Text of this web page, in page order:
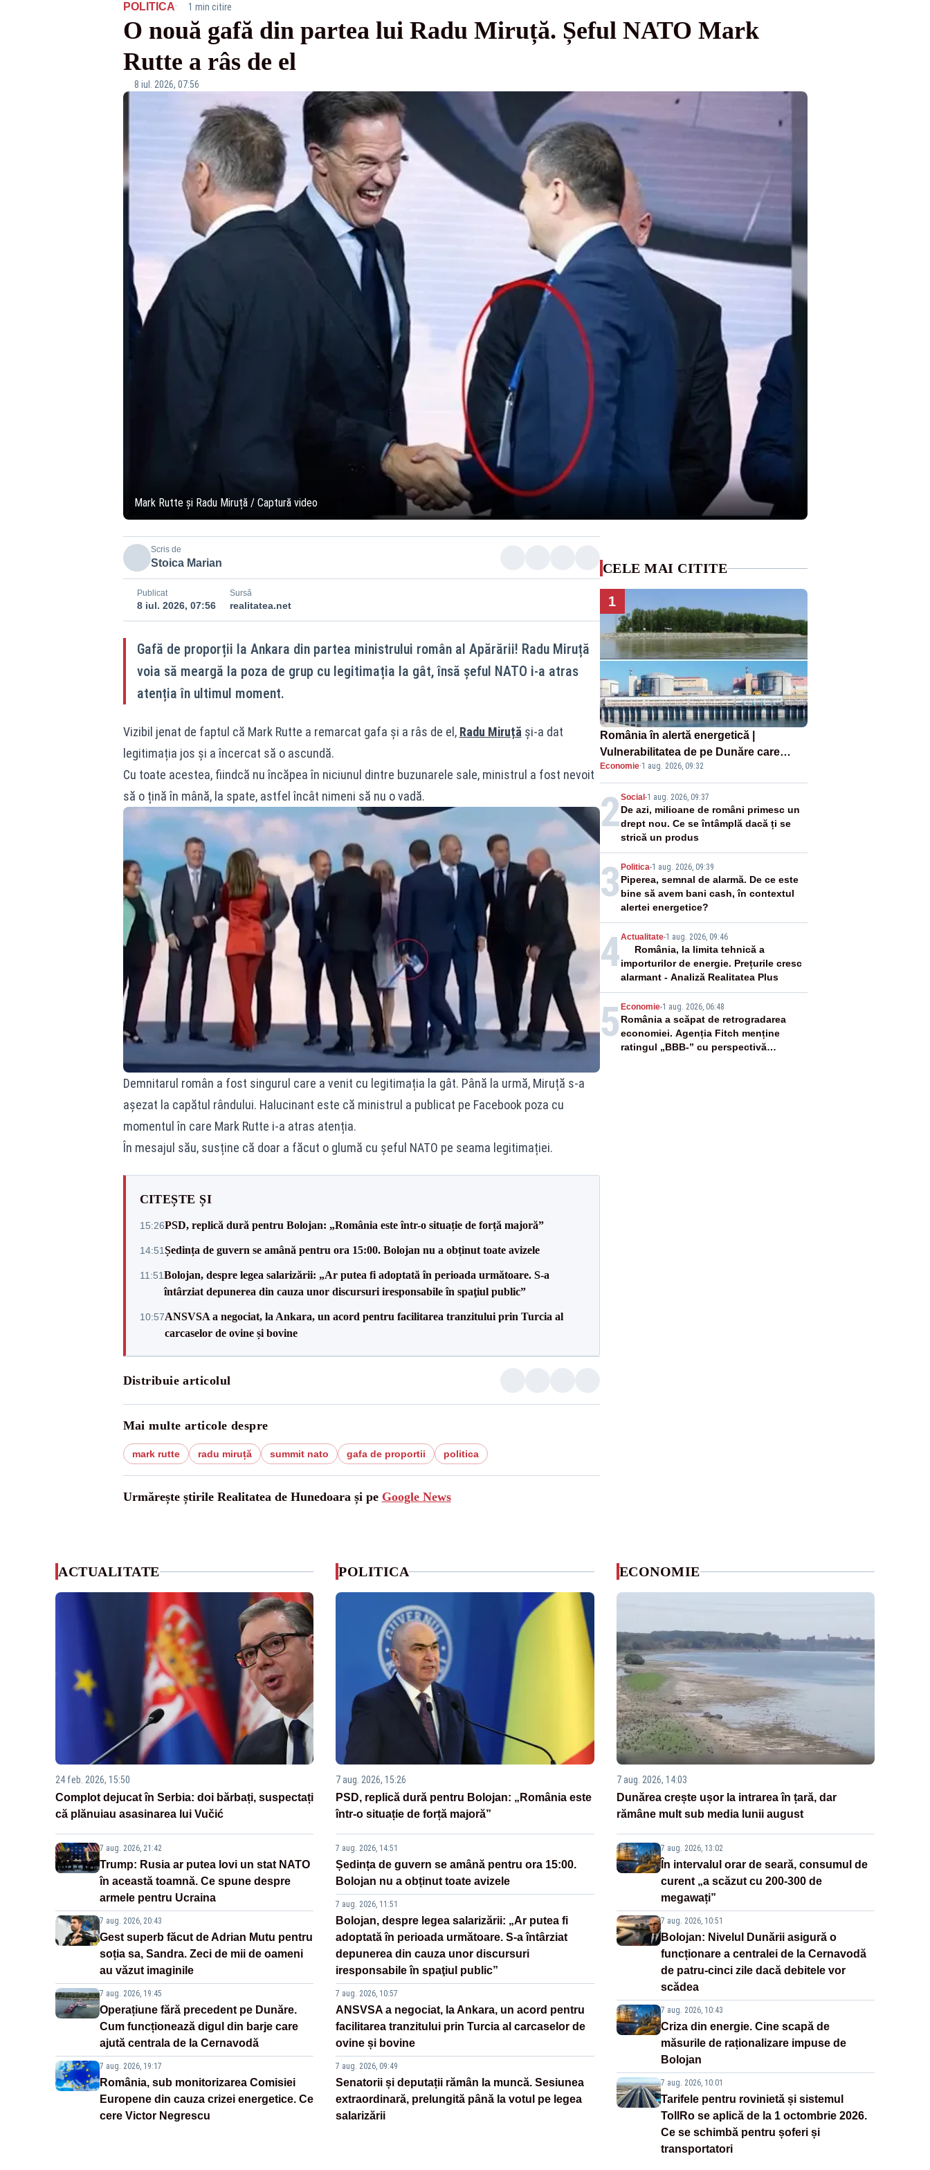
POLITICA· 1 min citire
O nouă gafă din partea lui Radu Miruță. Șeful NATO Mark
Rutte a râs de el
8 iul. 2026, 07:56
Mark Rutte și Radu Miruță / Captură video
Scris de
Stoica Marian
Publicat
8 iul. 2026, 07:56
Sursă
realitatea.net
Gafă de proporții la Ankara din partea ministrului român al Apărării! Radu Miruță
voia să meargă la poza de grup cu legitimația la gât, însă șeful NATO i-a atras
atenția în ultimul moment.
Vizibil jenat de faptul că Mark Rutte a remarcat gafa și a râs de el, Radu Miruțăși-a dat
legitimația jos și a încercat să o ascundă.
Cu toate acestea, fiindcă nu încăpea în niciunul dintre buzunarele sale, ministrul a fost nevoit
să o țină în mână, la spate, astfel încât nimeni să nu o vadă.
Demnitarul român a fost singurul care a venit cu legitimația la gât. Până la urmă, Miruță s-a
așezat la capătul rândului. Halucinant este că ministrul a publicat pe Facebook poza cu
momentul în care Mark Rutte i-a atras atenția.
În mesajul său, susține că doar a făcut o glumă cu șeful NATO pe seama legitimației.
CITEȘTE ȘI
15:26PSD, replică dură pentru Bolojan: „România este într-o situație de forță majoră”
14:51Ședința de guvern se amână pentru ora 15:00. Bolojan nu a obținut toate avizele
11:51Bolojan, despre legea salarizării: „Ar putea fi adoptată în perioada următoare. S-a
întârziat depunerea din cauza unor discursuri iresponsabile în spaţiul public”
10:57ANSVSA a negociat, la Ankara, un acord pentru facilitarea tranzitului prin Turcia al
carcaselor de ovine și bovine
Distribuie articolul
Mai multe articole despre
mark rutte radu miruță summit nato gafa de proportii politica
Urmărește știrile Realitatea de Hunedoara și pe Google News
CELE MAI CITITE
1
România în alertă energetică |
Vulnerabilitatea de pe Dunăre care
pune în pericol Centrala Cernavodă era
cunoscută de pe vremea lui Ceaușescu
Economie·1 aug. 2026, 09:32
2Social -1 aug. 2026, 09:37
De azi, milioane de români primesc un
drept nou. Ce se întâmplă dacă ți se
strică un produs
3 Politica-1 aug. 2026, 09:39
Piperea, semnal de alarmă. De ce este
bine să avem bani cash, în contextul
alertei energetice?
4Actualitate-1 aug. 2026, 09:46
România, la limita tehnică a
importurilor de energie. Prețurile cresc
alarmant - Analiză Realitatea Plus
5 Economie-1 aug. 2026, 06:48
România a scăpat de retrogradarea
economiei. Agenția Fitch menține
ratingul „BBB-” cu perspectivă
ACTUALITATE
24 feb. 2026, 15:50
Complot dejucat în Serbia: doi bărbați, suspectați
că plănuiau asasinarea lui Vučić
7 aug. 2026, 21:42
Trump: Rusia ar putea lovi un stat NATO
în această toamnă. Ce spune despre
armele pentru Ucraina
7 aug. 2026, 20:43
Gest superb făcut de Adrian Mutu pentru
soția sa, Sandra. Zeci de mii de oameni
au văzut imaginile
7 aug. 2026, 19:45
Operațiune fără precedent pe Dunăre.
Cum funcționează digul din barje care
ajută centrala de la Cernavodă
7 aug. 2026, 19:17
România, sub monitorizarea Comisiei
Europene din cauza crizei energetice. Ce
cere Victor Negrescu
POLITICA
7 aug. 2026, 15:26
PSD, replică dură pentru Bolojan: „România este
într-o situație de forță majoră”
7 aug. 2026, 14:51
Ședința de guvern se amână pentru ora 15:00.
Bolojan nu a obținut toate avizele
7 aug. 2026, 11:51
Bolojan, despre legea salarizării: „Ar putea fi
adoptată în perioada următoare. S-a întârziat
depunerea din cauza unor discursuri
iresponsabile în spaţiul public”
7 aug. 2026, 10:57
ANSVSA a negociat, la Ankara, un acord pentru
facilitarea tranzitului prin Turcia al carcaselor de
ovine și bovine
7 aug. 2026, 09:49
Senatorii și deputații rămân la muncă. Sesiunea
extraordinară, prelungită până la votul pe legea
salarizării
ECONOMIE
7 aug. 2026, 14:03
Dunărea crește ușor la intrarea în țară, dar
rămâne mult sub media lunii august
7 aug. 2026, 13:02
În intervalul orar de seară, consumul de
curent „a scăzut cu 200-300 de
megawați”
7 aug. 2026, 10:51
Bolojan: Nivelul Dunării asigură o
funcționare a centralei de la Cernavodă
de patru-cinci zile dacă debitele vor
scădea
7 aug. 2026, 10:43
Criza din energie. Cine scapă de
măsurile de raționalizare impuse de
Bolojan
7 aug. 2026, 10:01
Tarifele pentru rovinietă și sistemul
TollRo se aplică de la 1 octombrie 2026.
Ce se schimbă pentru șoferi și
transportatori